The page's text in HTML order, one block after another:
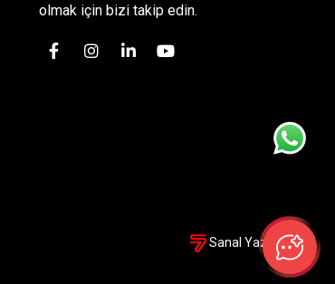
olmak için bizi takip edin.
Sanal Yazılım Ltd.